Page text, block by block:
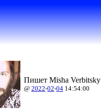
Пишет Misha
@ 2022-02-04 14:54:00